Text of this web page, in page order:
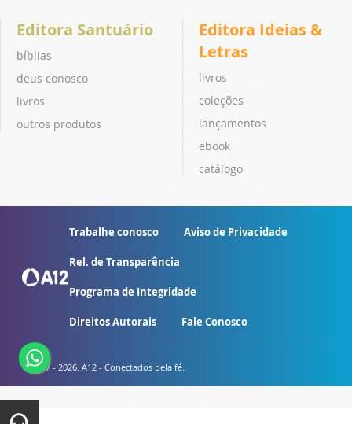
Editora Santuário
bíblias
deus conosco
livros
outros produtos
Editora Ideias &
Letras
livros
coleções
lançamentos
ebook
catálogo
Trabalhe conosco Aviso de Privacidade
Rel. de Transparência
Programa de Integridade
Direitos Autorais Fale Conosco
© 2007 - 2026. A12 - Conectados pela fé.